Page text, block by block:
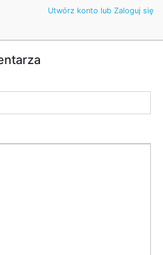
Utwórz konto lub Zaloguj się